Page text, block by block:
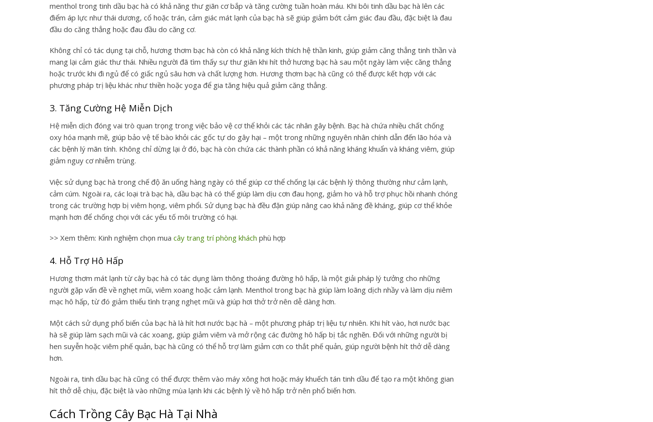
menthol trong tinh dầu bạc hà có khả năng thư giãn cơ bắp và tăng cường tuần hoàn máu. Khi bôi tinh dầu bạc hà lên các
điểm áp lực như thái dương, cổ hoặc trán, cảm giác mát lạnh của bạc hà sẽ giúp giảm bớt cảm giác đau đầu, đặc biệt là đau
đầu do căng thẳng hoặc đau đầu do căng cơ.
Không chỉ có tác dụng tại chỗ, hương thơm bạc hà còn có khả năng kích thích hệ thần kinh, giúp giảm căng thẳng tinh thần và
mang lại cảm giác thư thái. Nhiều người đã tìm thấy sự thư giãn khi hít thở hương bạc hà sau một ngày làm việc căng thẳng
hoặc trước khi đi ngủ để có giấc ngủ sâu hơn và chất lượng hơn. Hương thơm bạc hà cũng có thể được kết hợp với các
phương pháp trị liệu khác như thiền hoặc yoga để gia tăng hiệu quả giảm căng thẳng.
3. Tăng Cường Hệ Miễn Dịch
Hệ miễn dịch đóng vai trò quan trọng trong việc bảo vệ cơ thể khỏi các tác nhân gây bệnh. Bạc hà chứa nhiều chất chống
oxy hóa mạnh mẽ, giúp bảo vệ tế bào khỏi các gốc tự do gây hại – một trong những nguyên nhân chính dẫn đến lão hóa và
các bệnh lý mãn tính. Không chỉ dừng lại ở đó, bạc hà còn chứa các thành phần có khả năng kháng khuẩn và kháng viêm, giúp
giảm nguy cơ nhiễm trùng.
Việc sử dụng bạc hà trong chế độ ăn uống hàng ngày có thể giúp cơ thể chống lại các bệnh lý thông thường như cảm lạnh,
cảm cúm. Ngoài ra, các loại trà bạc hà, dầu bạc hà có thể giúp làm dịu cơn đau họng, giảm ho và hỗ trợ phục hồi nhanh chóng
trong các trường hợp bị viêm họng, viêm phổi. Sử dụng bạc hà đều đặn giúp nâng cao khả năng đề kháng, giúp cơ thể khỏe
mạnh hơn để chống chọi với các yếu tố môi trường có hại.
>> Xem thêm: Kinh nghiệm chọn mua cây trang trí phòng khách ​ phù hợp
4. Hỗ Trợ Hô Hấp
Hương thơm mát lạnh từ cây bạc hà có tác dụng làm thông thoáng đường hô hấp, là một giải pháp lý tưởng cho những
người gặp vấn đề về nghẹt mũi, viêm xoang hoặc cảm lạnh. Menthol trong bạc hà giúp làm loãng dịch nhầy và làm dịu niêm
mạc hô hấp, từ đó giảm thiểu tình trạng nghẹt mũi và giúp hơi thở trở nên dễ dàng hơn.
Một cách sử dụng phổ biến của bạc hà là hít hơi nước bạc hà – một phương pháp trị liệu tự nhiên. Khi hít vào, hơi nước bạc
hà sẽ giúp làm sạch mũi và các xoang, giúp giảm viêm và mở rộng các đường hô hấp bị tắc nghẽn. Đối với những người bị
hen suyễn hoặc viêm phế quản, bạc hà cũng có thể hỗ trợ làm giảm cơn co thắt phế quản, giúp người bệnh hít thở dễ dàng
hơn.
Ngoài ra, tinh dầu bạc hà cũng có thể được thêm vào máy xông hơi hoặc máy khuếch tán tinh dầu để tạo ra một không gian
hít thở dễ chịu, đặc biệt là vào những mùa lạnh khi các bệnh lý về hô hấp trở nên phổ biến hơn.
Cách Trồng Cây Bạc Hà Tại Nhà